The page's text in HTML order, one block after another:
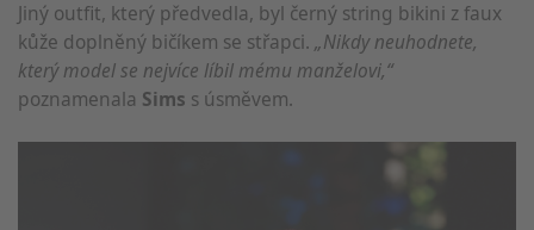
Jiný outfit, který předvedla, byl černý string bikini z faux
kůže doplněný bičíkem se střapci. „Nikdy neuhodnete,
který model se nejvíce líbil mému manželovi,“
poznamenala Sims s úsměvem.